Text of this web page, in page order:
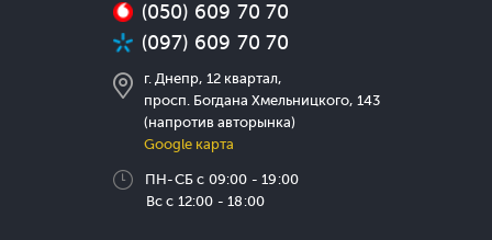
(050) 609 70 70
(097) 609 70 70
г. Днепр, 12 квартал,
просп. Богдана Хмельницкого, 143
(напротив авторынка)
Google карта
ПН-СБ с 09:00 - 19:00
Вс с 12:00 - 18:00